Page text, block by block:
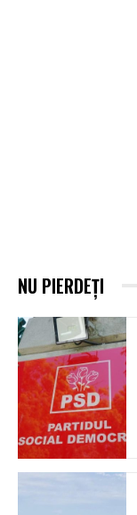
NU PIERDEȚI